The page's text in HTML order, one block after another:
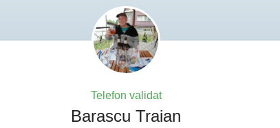
Telefon validat
Barascu Traian